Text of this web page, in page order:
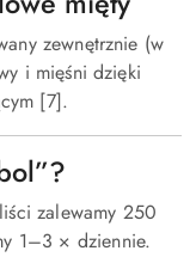
zewnętrznie (w
i mięśni dzięki
[7].
zalewamy 250
1–3 × dziennie.